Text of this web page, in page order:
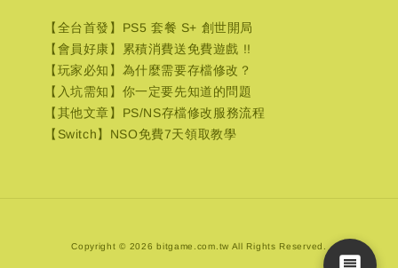
【全台首發】PS5 套餐 S+ 創世開局
【會員好康】累積消費送免費遊戲 !!
【玩家必知】為什麼需要存檔修改？
【入坑需知】你一定要先知道的問題
【其他文章】PS/NS存檔修改服務流程
【Switch】NSO免費7天領取教學
Copyright © 2026 bitgame.com.tw All Rights Reserved.